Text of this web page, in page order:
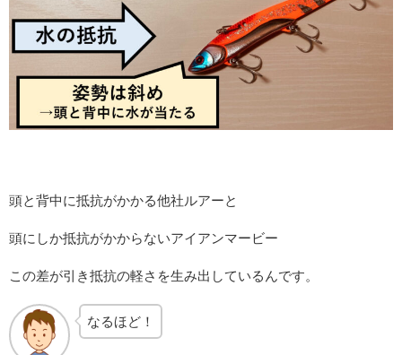
頭と背中に抵抗がかかる他社ルアーと
頭にしか抵抗がかからないアイアンマービー
この差が引き抵抗の軽さを生み出しているんです。
なるほど！